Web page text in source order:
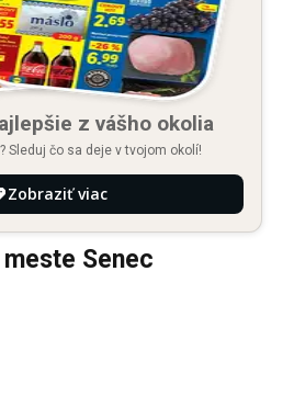
z vášho okolia
Sleduj čo sa deje v tvojom okolí!
Zobraziť viac
Senec